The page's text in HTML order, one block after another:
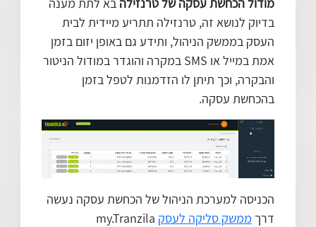
בדיוק לנושא זה, טרנזילה תתריע מיידית לבית
העסק בממשק הניהול, ותידע גם באופן יזום בזמן
אמת במייל או SMS במקרה והוגדר במודול הניטור
והבקרה, וכך תיתן לו הזדמנות לטפל בזמן
בהכחשת עסקה.
הכניסה למערכת הניהול של הכחשת עסקה נעשה
דרך ממשק סליקה לעסק